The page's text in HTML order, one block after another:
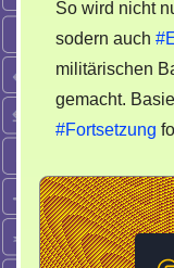
So wird nicht
sodern auch
militärischen
gemacht.
#Fortsetzung